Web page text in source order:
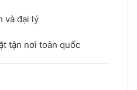
và đại lý
tận nơi toàn quốc